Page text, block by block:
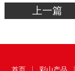
上一篇
首页 彩山产品